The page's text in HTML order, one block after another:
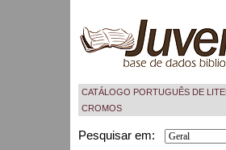
CATÁLOGO PORTUGUÊS DE
CROMOS
Pesquisar em: